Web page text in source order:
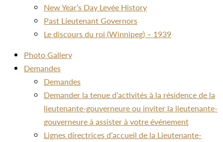
New Year’s Day Levée History
Past Lieutenant Governors
Le discours du roi (Winnipeg) – 1939
Photo Gallery
Demandes
Demandes
Demander la tenue d’activités à la résidence de la
lieutenante-gouverneure ou inviter la lieutenante-
gouverneure à assister à votre événement
Lignes directrices d’accueil de la Lieutenante-